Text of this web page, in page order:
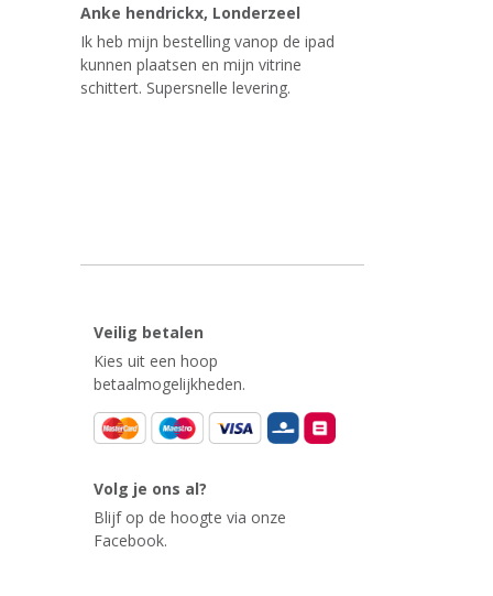
Anke hendrickx, Londerzeel
Ik heb mijn bestelling vanop de ipad
kunnen plaatsen en mijn vitrine
schittert. Supersnelle levering.
Veilig betalen
Kies uit een hoop
betaalmogelijkheden.
Volg je ons al?
Blijf op de hoogte via onze
Facebook.